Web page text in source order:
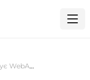
Hyperlight Wasm: Microsoft об’єднує WebAssembly і мікровіртуальні машини